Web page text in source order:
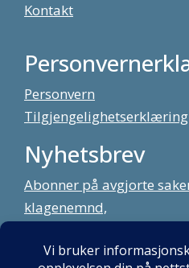
Kontakt
Personvern
Tilgjengelighetserklæring
Nyhetsbrev
Abonner på avgjorte
klagenemnd,